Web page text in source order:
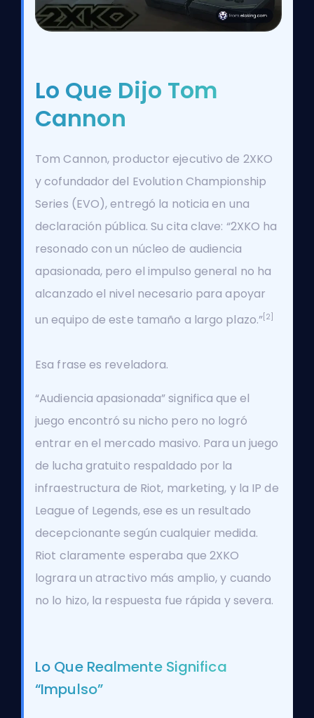
Lo Que Dijo Tom
Cannon
Tom Cannon, productor ejecutivo de 2XKO
y cofundador del Evolution Championship
Series (EVO), entregó la noticia en una
declaración pública. Su cita clave: “2XKO ha
resonado con un núcleo de audiencia
apasionada, pero el impulso general no ha
alcanzado el nivel necesario para apoyar
un equipo de este tamaño a largo plazo.” [2]
Esa frase es reveladora.
“Audiencia apasionada” significa que el
juego encontró su nicho pero no logró
entrar en el mercado masivo. Para un juego
de lucha gratuito respaldado por la
infraestructura de Riot, marketing, y la IP de
League of Legends, ese es un resultado
decepcionante según cualquier medida.
Riot claramente esperaba que 2XKO
lograra un atractivo más amplio, y cuando
no lo hizo, la respuesta fue rápida y severa.
Lo Que Realmente Significa
“Impulso”